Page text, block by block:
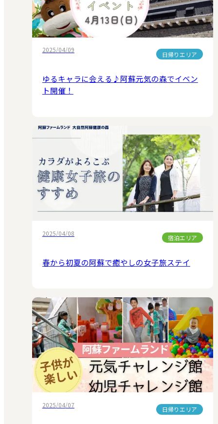
2025/04/09
日帰りエリア
ゆるキャラに会える♪阿蘇元気の森でイベン
ト開催！
2025/04/08
宿泊エリア
春から初夏の阿蘇で癒やしの女子旅ステイ
2025/04/07
日帰りエリア